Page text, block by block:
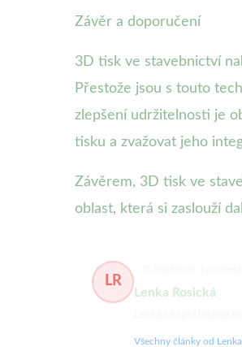
Závěr a doporučení
3D tisk ve stavebnictví
Přestože jsou s touto
zlepšení udržitelnosti je
tisku a zvažovat jeho
Závěrem, 3D tisk ve
oblast, která si zaslouží
LR
Lenka Rosická
Všechny články od